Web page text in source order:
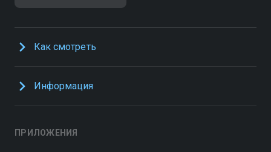
Как смотреть
Информация
ПРИЛОЖЕНИЯ